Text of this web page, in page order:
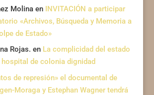
Molinaen INVITACIÓN a participar
«Archivos, Búsqueda y Memoria a
de Estado»
Rojas. en La complicidad del estado
de colonia dignidad
de represión» el documental de
Moraga y Estephan Wagner tendrá